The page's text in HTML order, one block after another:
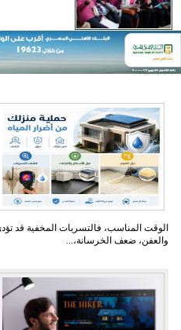
الوقت المناسب، فالتسربات المخفية قد
والعفن، ضعف الخرسانة،...